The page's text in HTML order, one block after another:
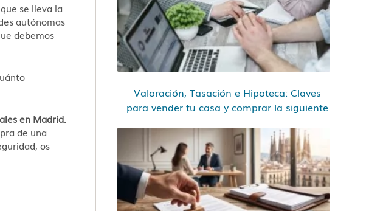
se lleva la
autónomas
debemos
en Madrid.
de una
os
Valoración, Tasación e Hipoteca: Claves
para vender tu casa y comprar la siguiente